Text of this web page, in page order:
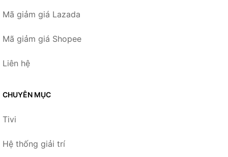
Mã giảm giá Lazada
Mã giảm giá Shopee
Liên hệ
CHUYÊN MỤC
Tivi
Hệ thống giải trí